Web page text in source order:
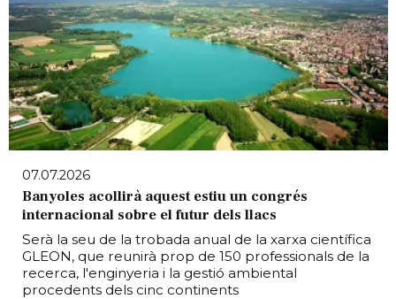
07.07.2026
Banyoles acollirà aquest estiu un congrés
internacional sobre el futur dels llacs
Serà la seu de la trobada anual de la xarxa científica
GLEON, que reunirà prop de 150 professionals de la
recerca, l'enginyeria i la gestió ambiental
procedents dels cinc continents